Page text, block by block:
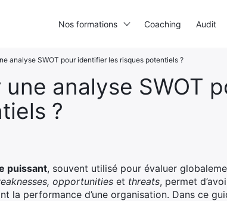
analyse SWOT
?
analyse SWOT pour identifier les risques potentiels ?
puissant, souvent utilisé pour évaluer
opportunities et threats, permet
la performance d’une organisation. Dans ce
Nos formations Coaching Audit